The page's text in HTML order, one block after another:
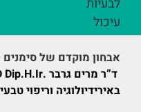
לבעיות
עיכול
אבחון מוקדם של סימנים
ד”ר מרים גרבר .Ph.D.MBMD Dip.H.Ir
באירידיולוגיה וריפוי